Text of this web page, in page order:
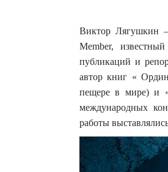
Виктор Лягушкин
Member,
публикаций и
автор книг «
пещере в мире) и «
международных
работы